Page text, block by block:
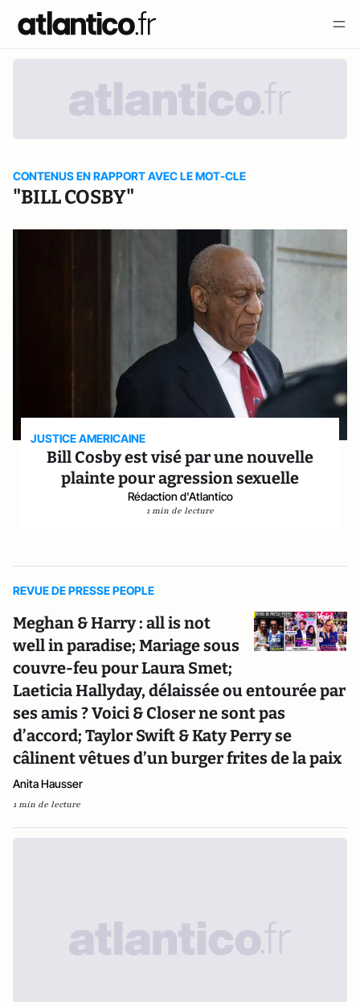
CONTENUS EN RAPPORT AVEC LE MOT-CLE
"BILL COSBY"
JUSTICE AMERICAINE
Bill Cosby est visé par une nouvelle
plainte pour agression sexuelle
Rédaction d'Atlantico
1 min de lecture
REVUE DE PRESSE PEOPLE
Meghan & Harry : all is not
well in paradise; Mariage sous
couvre-feu pour Laura Smet;
Laeticia Hallyday, délaissée ou entourée par
ses amis ? Voici & Closer ne sont pas
d’accord; Taylor Swift & Katy Perry se
câlinent vêtues d’un burger frites de la paix
Anita Hausser
1 min de lecture